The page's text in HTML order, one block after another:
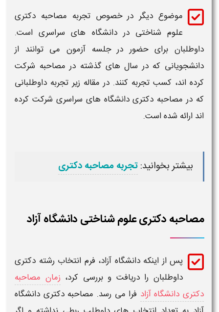
موضوع دیگر در خصوص تجربه مصاحبه دکتری
علوم شناختی در دانشگاه های سراسری است.
داوطلبان برای حضور در جلسه آزمون می توانند از
دانشجویانی که در سال های گذشته در مصاحبه شرکت
کرده اند، کسب تجربه کنند. در مقاله زیر تجربه داوطلبانی
که در مصاحبه دکتری دانشگاه های سراسری شرکت کرده
اند ارائه شده است.
بیشتر بخوانید:تجربه مصاحبه دکتری
مصاحبه دکتری علوم شناختی دانشگاه آزاد
پس از اینکهدانشگاه آزاد، فرم انتخاب رشته دکتری
داوطلبان را دریافت و بررسی کرد، زمان مصاحبه
دکتری دانشگاه آزاد فرا می رسد. مصاحبه دکتری دانشگاه